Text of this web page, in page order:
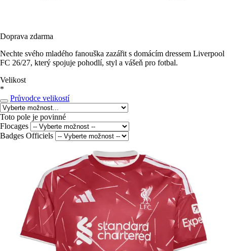
Doprava zdarma
Nechte svého mladého fanouška zazářit s domácím dressem Liverpool
FC 26/27, který spojuje pohodlí, styl a vášeň pro fotbal.
Velikost
*
Průvodce velikostí
Toto pole je povinné
Flocages
Badges Officiels